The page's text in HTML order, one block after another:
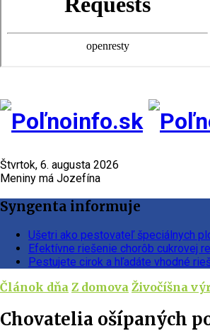
Štvrtok, 6. augusta 2026
Meniny má Jozefína
Syngenta informuje
Ušetri ako pestovateľ špeciálnych
Efektívne riešenie chorôb cukrovej
Pestujete cirok a hľadáte vhodné
Článok dňa Z domova Živočíšna
Chovatelia ošípaných